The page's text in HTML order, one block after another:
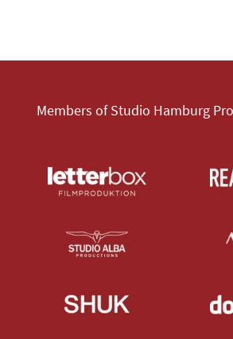
Members of Studio Hamburg